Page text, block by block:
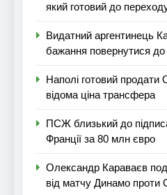
який готовий до
Видатний аргентинець
бажання повернутися до
Наполі готовий
відома ціна трансфера
ПСЖ близький до
Франції за 80 млн євро
Олександр Караваєв
від матчу Динамо проти